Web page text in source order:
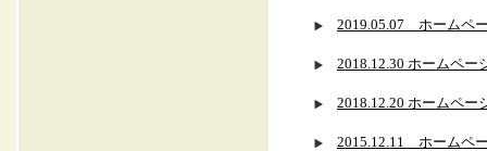
2019.05.07 ホームペ
2018.12.30 ホームペー
2018.12.20 ホームペー
2015.12.11 ホームペ